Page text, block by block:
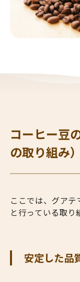
コーヒー豆
の取り組み）
ここでは、グアテ
と行っている取り
安定した品